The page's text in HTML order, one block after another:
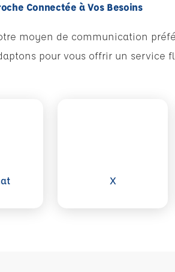
Connectée à Vos Besoins
moyen de communication
pour vous offrir un service
X